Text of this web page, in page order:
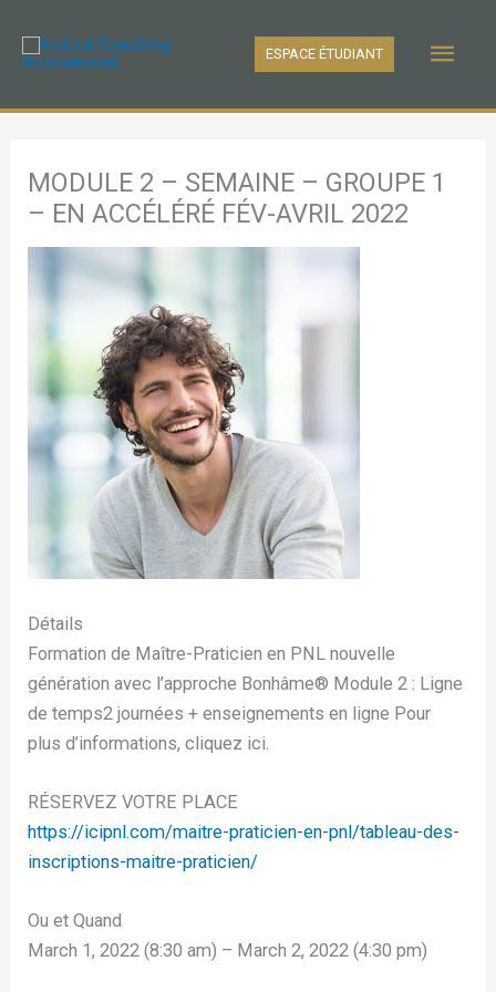
contenu
ESPACE ÉTUDIANT
MODULE 2 – SEMAINE – GROUPE 1
– EN ACCÉLÉRÉ FÉV-AVRIL 2022
Détails
Formation de Maître-Praticien en PNL nouvelle
génération avec l’approche Bonhâme®️ Module 2 : Ligne
de temps2 journées + enseignements en ligne Pour
plus d’informations, cliquez ici.
RÉSERVEZ VOTRE PLACE
https://icipnl.com/maitre-praticien-en-pnl/tableau-des-
inscriptions-maitre-praticien/
Ou et Quand
March 1, 2022 (8:30 am) – March 2, 2022 (4:30 pm)